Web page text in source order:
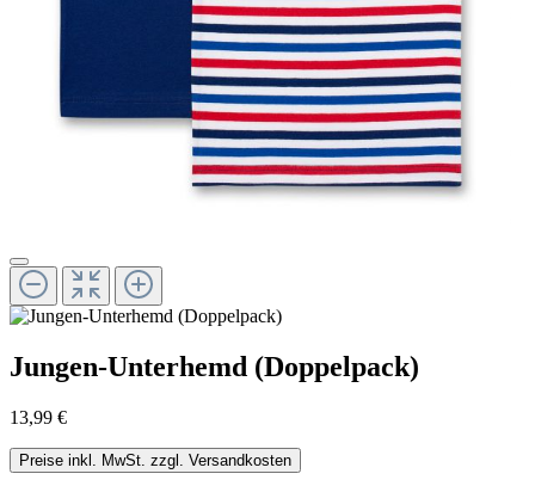
Jungen-Unterhemd (Doppelpack)
13,99 €
Preise inkl. MwSt. zzgl. Versandkosten